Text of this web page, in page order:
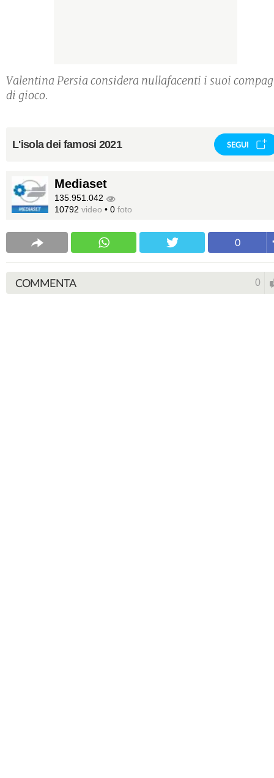
Valentina Persia considera nullafacenti i suoi
di gioco.
L'isola dei famosi 2021 SEGUI
Mediaset
135.951.042
10792 video • 0 foto
0
COMMENTA 0